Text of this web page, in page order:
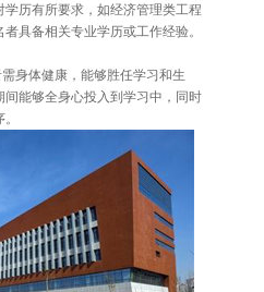
历有所要求，如经济管理类工程
具备相关专业学历或工作经验。
体健康，能够胜任学习和生
能够全身心投入到学习中，同时